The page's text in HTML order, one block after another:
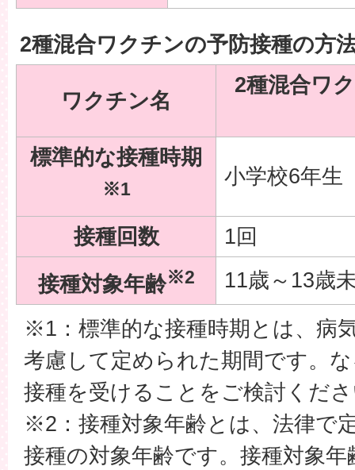
2種混合ワクチンの予防接種の方
ワクチン名
2種混合ワ
標準的な接種時期
※1
小学校6年生
接種回数
1回
接種対象年齢※2
11歳～13歳
※1：標準的な接種時期とは、病
考慮して定められた期間です。
接種を受けることをご検討くだ
※2：接種対象年齢とは、法律で
接種の対象年齢です。接種対象